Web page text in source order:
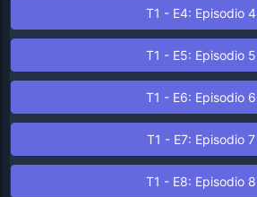
T1 - E4: Episodio 4
T1 - E5: Episodio 5
T1 - E6: Episodio 6
T1 - E7: Episodio 7
T1 - E8: Episodio 8